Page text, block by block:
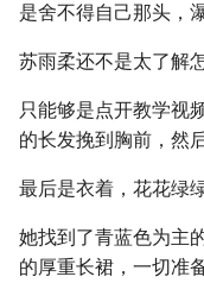
是舍不得自己那头，
苏雨柔还不是太了解
只能够是点开教学视
的长发挽到胸前，然
最后是衣着，花花绿
她找到了青蓝色为主
的厚重长裙，一切准